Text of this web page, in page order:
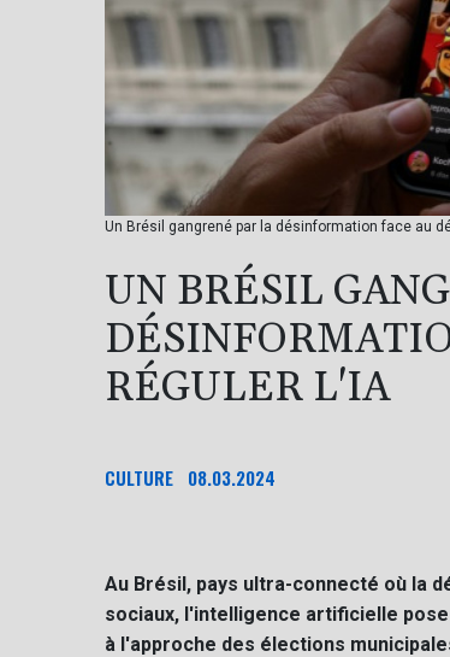
Un Brésil gangrené par la désinformation face au
UN BRÉSIL
RÉGULER L'IA
CULTURE 08.03.2024
Au Brésil, pays ultra-connecté où la
sociaux, l'intelligence artificielle
à l'approche des élections